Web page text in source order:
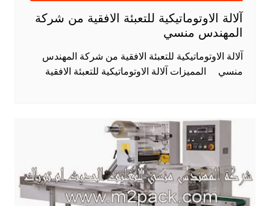
آلالة الاوتوماتيكية للتعبئة الافقية من شركة
المهندس منسي
آلالة الاوتوماتيكية للتعبئة الافقية من شركة المهندس
منسي المميزات آلالة الاوتوماتيكية للتعبئة الافقية